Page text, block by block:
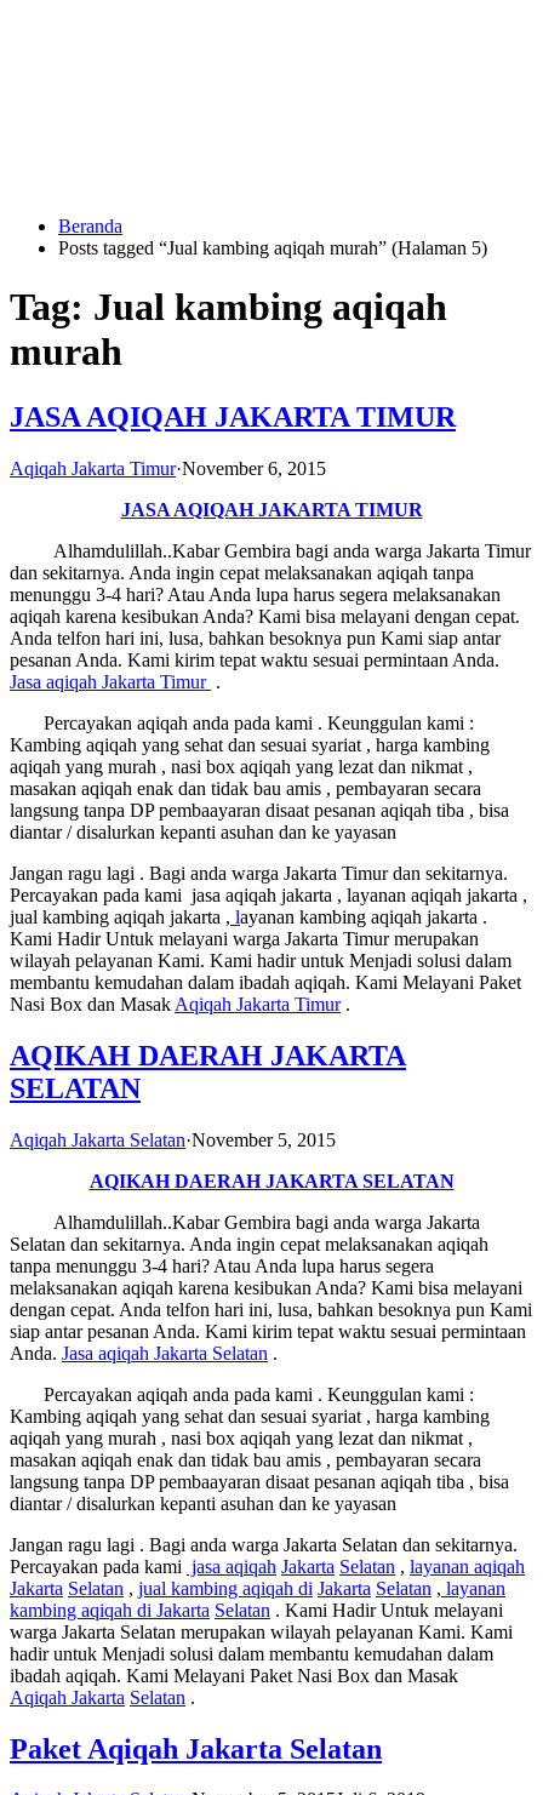
HUBUNGI
KAMI
0823
Beranda
Posts tagged “Jual kambing aqiqah murah” (Halaman 5)
Tag: Jual kambing aqiqah
murah
JASA AQIQAH JAKARTA TIMUR
Aqiqah Jakarta Timur·November 6, 2015
JASA AQIQAH JAKARTA TIMUR
Alhamdulillah..Kabar Gembira bagi anda warga Jakarta Timur
dan sekitarnya. Anda ingin cepat melaksanakan aqiqah tanpa
menunggu 3-4 hari? Atau Anda lupa harus segera melaksanakan
aqiqah karena kesibukan Anda? Kami bisa melayani dengan cepat.
Anda telfon hari ini, lusa, bahkan besoknya pun Kami siap antar
pesanan Anda. Kami kirim tepat waktu sesuai permintaan Anda.
Jasa aqiqah Jakarta Timur .
Percayakan aqiqah anda pada kami . Keunggulan kami :
Kambing aqiqah yang sehat dan sesuai syariat , harga kambing
aqiqah yang murah , nasi box aqiqah yang lezat dan nikmat ,
masakan aqiqah enak dan tidak bau amis , pembayaran secara
langsung tanpa DP pembaayaran disaat pesanan aqiqah tiba , bisa
diantar / disalurkan kepanti asuhan dan ke yayasan
Jangan ragu lagi . Bagi anda warga Jakarta Timur dan sekitarnya.
Percayakan pada kami jasa aqiqah jakarta , layanan aqiqah jakarta ,
jual kambing aqiqah jakarta , layanan kambing aqiqah jakarta .
Kami Hadir Untuk melayani warga Jakarta Timur merupakan
wilayah pelayanan Kami. Kami hadir untuk Menjadi solusi dalam
membantu kemudahan dalam ibadah aqiqah. Kami Melayani Paket
Nasi Box dan Masak Aqiqah Jakarta Timur.
AQIKAH DAERAH JAKARTA
SELATAN
Aqiqah Jakarta Selatan·November 5, 2015
AQIKAH DAERAH JAKARTA SELATAN
Alhamdulillah..Kabar Gembira bagi anda warga Jakarta
Selatan dan sekitarnya. Anda ingin cepat melaksanakan aqiqah
tanpa menunggu 3-4 hari? Atau Anda lupa harus segera
melaksanakan aqiqah karena kesibukan Anda? Kami bisa melayani
dengan cepat. Anda telfon hari ini, lusa, bahkan besoknya pun Kami
siap antar pesanan Anda. Kami kirim tepat waktu sesuai permintaan
Anda. Jasa aqiqah Jakarta Selatan .
Percayakan aqiqah anda pada kami . Keunggulan kami :
Kambing aqiqah yang sehat dan sesuai syariat , harga kambing
aqiqah yang murah , nasi box aqiqah yang lezat dan nikmat ,
masakan aqiqah enak dan tidak bau amis , pembayaran secara
langsung tanpa DP pembaayaran disaat pesanan aqiqah tiba , bisa
diantar / disalurkan kepanti asuhan dan ke yayasan
Jangan ragu lagi . Bagi anda warga Jakarta Selatan dan sekitarnya.
Percayakan pada kami jasa aqiqah Jakarta Selatan , layanan aqiqah
Jakarta Selatan , jual kambing aqiqah di Jakarta Selatan , layanan
kambing aqiqah di Jakarta Selatan . Kami Hadir Untuk melayani
warga Jakarta Selatan merupakan wilayah pelayanan Kami. Kami
hadir untuk Menjadi solusi dalam membantu kemudahan dalam
ibadah aqiqah. Kami Melayani Paket Nasi Box dan Masak
Aqiqah Jakarta Selatan .
Paket Aqiqah Jakarta Selatan